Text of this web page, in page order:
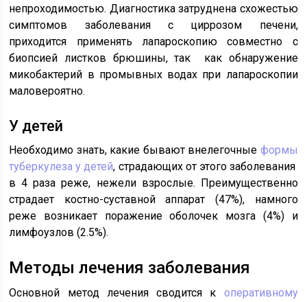
непроходимостью. Диагностика затруднена схожестью
симптомов заболевания с циррозом печени,
приходится применять лапароскопию совместно с
биопсией листков брюшины, так как обнаружение
микобактерий в промывных водах при лапароскопии
маловероятно.
У детей
Необходимо знать, какие бывают внелегочные формы
туберкулеза у детей, страдающих от этого заболевания
в 4 раза реже, нежели взрослые. Преимущественно
страдает костно-суставной аппарат (47%), намного
реже возникает поражение оболочек мозга (4%) и
лимфоузлов (2.5%).
Методы лечения заболевания
Основной метод лечения сводится к оперативному